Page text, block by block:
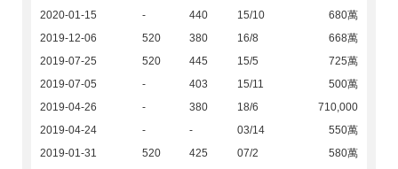
2020-01-15 - 440 15/10
680萬
2019-12-06
520 380 16/8
668萬
2019-07-25
520 445 15/5
725萬
2019-07-05
- 403 15/11
500萬
2019-04-26
- 380 18/6
710,000
2019-04-24
- - 03/14
550萬
2019-01-31
520 425 07/2
580萬